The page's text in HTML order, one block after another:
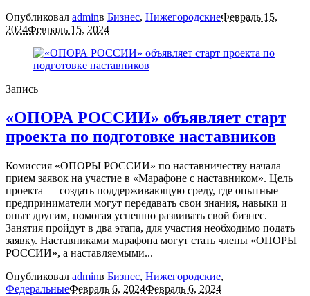
Опубликовал adminв Бизнес, НижегородскиеФевраль 15,
2024Февраль 15, 2024
Запись
«ОПОРА РОССИИ» объявляет старт
проекта по подготовке наставников
Комиссия «ОПОРЫ РОССИИ» по наставничеству начала
прием заявок на участие в «Марафоне с наставником». Цель
проекта — создать поддерживающую среду, где опытные
предприниматели могут передавать свои знания, навыки и
опыт другим, помогая успешно развивать свой бизнес.
Занятия пройдут в два этапа, для участия необходимо подать
заявку. Наставниками марафона могут стать члены «ОПОРЫ
РОССИИ», а наставляемыми...
Опубликовал adminв Бизнес, Нижегородские,
ФедеральныеФевраль 6, 2024Февраль 6, 2024